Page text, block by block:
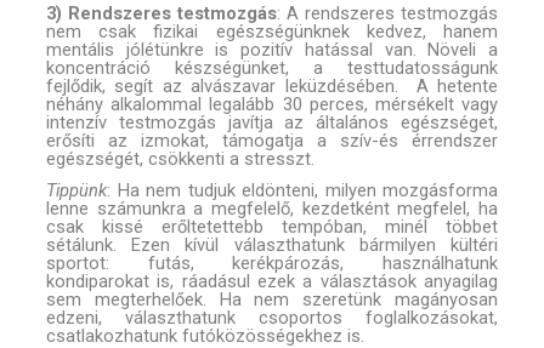
3) Rendszeres testmozgás: A rendszeres testmozgás
nem csak fizikai egészségünknek kedvez, hanem
mentális jólétünkre is pozitív hatással van. Növeli a
koncentráció készségünket, a testtudatosságunk
fejlődik, segít az alvászavar leküzdésében. A hetente
néhány alkalommal legalább 30 perces, mérsékelt vagy
intenzív testmozgás javítja az általános egészséget,
erősíti az izmokat, támogatja a szív-és érrendszer
egészségét, csökkenti a stresszt.
Tippünk: Ha nem tudjuk eldönteni, milyen mozgásforma
lenne számunkra a megfelelő, kezdetként megfelel, ha
csak kissé erőltetettebb tempóban, minél többet
sétálunk. Ezen kívül választhatunk bármilyen kültéri
sportot: futás, kerékpározás, használhatunk
kondiparokat is, ráadásul ezek a választások anyagilag
sem megterhelőek. Ha nem szeretünk magányosan
edzeni, választhatunk csoportos foglalkozásokat,
csatlakozhatunk futóközösségekhez is.